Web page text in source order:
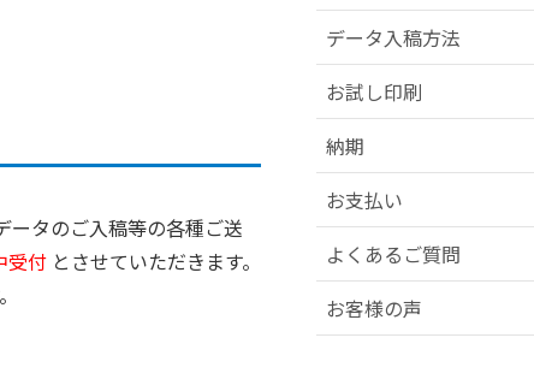
タのご入稿等の各種ご送
受付 とさせていただきます。
データ入稿方法
お試し印刷
納期
お支払い
よくあるご質問
お客様の声